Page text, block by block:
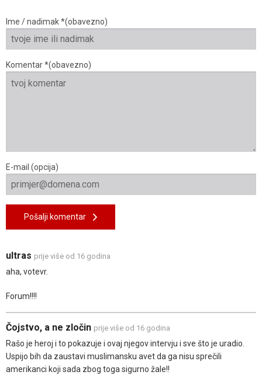
Ime / nadimak *(obavezno)
Komentar *(obavezno)
E-mail (opcija)
Pošalji komentar
ultras prije više od 16 godina
aha, votevr.
Forum!!!!
Čojstvo, a ne zločin prije više od 16 godina
Rašo je heroj i to pokazuje i ovaj njegov intervju i sve što je uradio.
Uspijo bih da zaustavi muslimansku avet da ga nisu sprečili
amerikanci koji sada zbog toga sigurno žale!!